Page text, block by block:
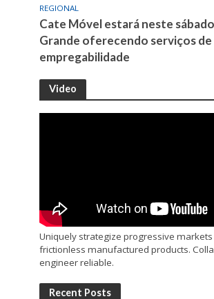
REGIONAL
Cate Móvel estará neste
Grande oferecendo serviços de
empregabilidade
Video
Uniquely strategize progressive
frictionless manufactured products.
engineer reliable.
Recent Posts